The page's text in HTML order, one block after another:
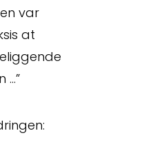
var
at
…”